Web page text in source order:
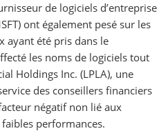
de logiciels d’entreprise
ont également pesé sur les
ayant été pris dans le
les noms de logiciels tout
Holdings Inc. (LPLA), une
des conseillers financiers
négatif non lié aux
performances.